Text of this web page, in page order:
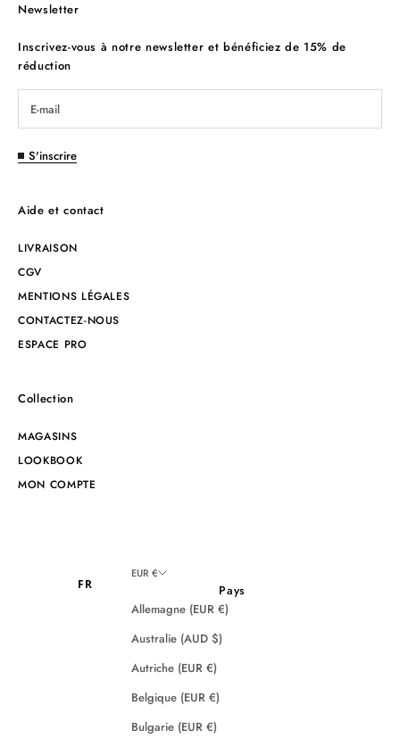
Newsletter
Inscrivez-vous à notre newsletter et bénéficiez de 15% de
réduction
S'inscrire
Aide et contact
LIVRAISON
CGV
MENTIONS LÉGALES
CONTACTEZ-NOUS
ESPACE PRO
Collection
MAGASINS
LOOKBOOK
MON COMPTE
FR
EUR €
Pays
Allemagne (EUR €)
Australie (AUD $)
Autriche (EUR €)
Belgique (EUR €)
Bulgarie (EUR €)